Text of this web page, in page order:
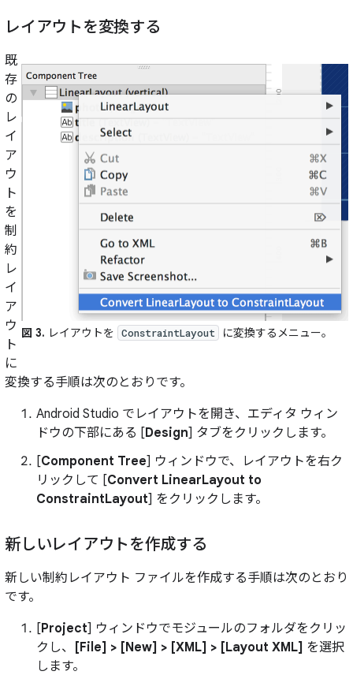
レイアウトを変換する
図 3. レイアウトを ConstraintLayout に変換するメニュー。
既
存
の
レ
イ
ア
ウ
ト
を
制
約
レ
イ
ア
ウ
ト
に
変換する手順は次のとおりです。
Android Studio でレイアウトを開き、エディタ ウィン
ドウの下部にある [Design] タブをクリックします。
[Component Tree] ウィンドウで、レイアウトを右ク
リックして [Convert LinearLayout to
ConstraintLayout] をクリックします。
新しいレイアウトを作成する
新しい制約レイアウト ファイルを作成する手順は次のとおり
です。
[Project] ウィンドウでモジュールのフォルダをクリッ
クし、
[File] > [New] > [XML] > [Layout XML] を選択
します。